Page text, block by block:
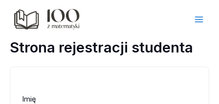
treści
Strona rejestracji studenta
Imię